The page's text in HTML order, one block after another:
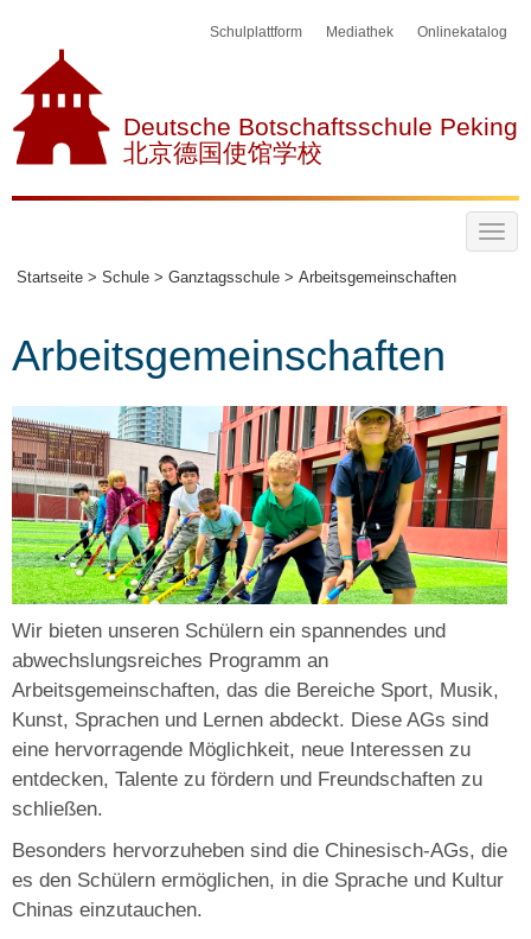
Onlinekatalog
Mediathek
Schulplattform
Deutsche Botschaftsschule Peking
北京德国使馆学校
Startseite > Schule > Ganztagsschule > Arbeitsgemeinschaften
Arbeitsgemeinschaften
Wir bieten unseren Schülern ein spannendes und
abwechslungsreiches Programm an
Arbeitsgemeinschaften, das die Bereiche Sport, Musik,
Kunst, Sprachen und Lernen abdeckt. Diese AGs sind
eine hervorragende Möglichkeit, neue Interessen zu
entdecken, Talente zu fördern und Freundschaften zu
schließen.
Besonders hervorzuheben sind die Chinesisch-AGs, die
es den Schülern ermöglichen, in die Sprache und Kultur
Chinas einzutauchen.